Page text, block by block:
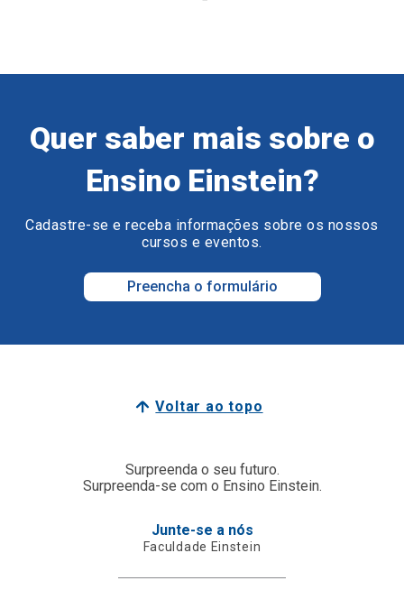
Quer saber mais sobre o
Ensino Einstein?
Cadastre-se e receba informações sobre os nossos
cursos e eventos.
Preencha o formulário
Voltar ao topo
Surpreenda o seu futuro.
Surpreenda-se com o Ensino Einstein.
Junte-se a nós
Faculdade Einstein